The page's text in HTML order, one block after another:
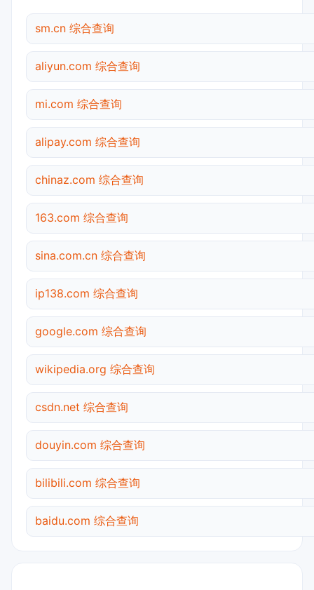
sm.cn 综合查询
aliyun.com 综合查询
mi.com 综合查询
alipay.com 综合查询
chinaz.com 综合查询
163.com 综合查询
sina.com.cn 综合查询
ip138.com 综合查询
google.com 综合查询
wikipedia.org 综合查询
csdn.net 综合查询
douyin.com 综合查询
bilibili.com 综合查询
baidu.com 综合查询